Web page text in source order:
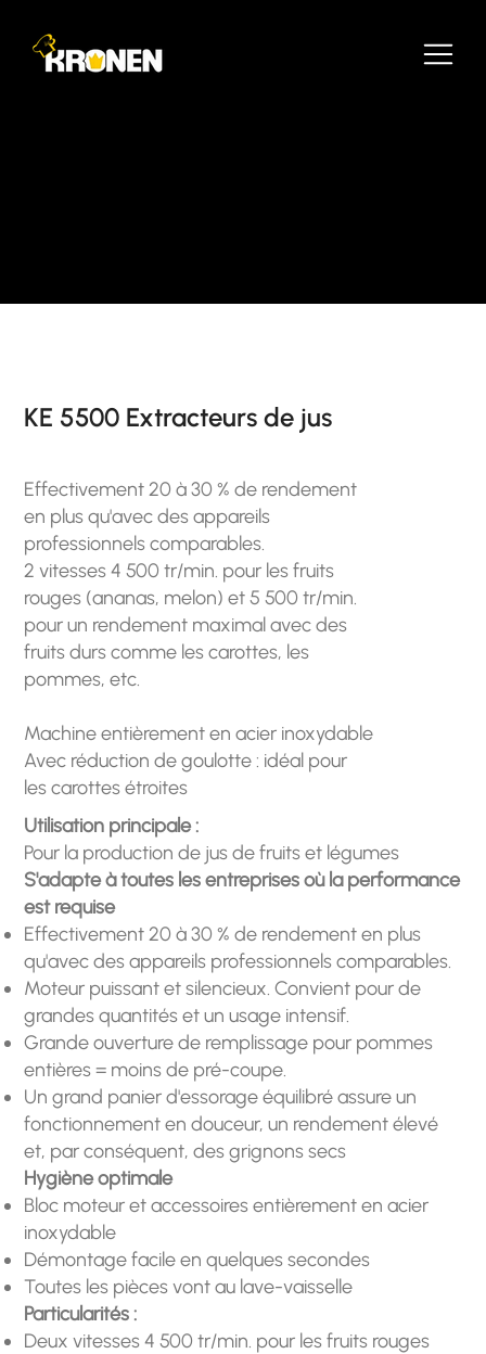
KE 5500 Extracteurs de jus
Effectivement 20 à 30 % de rendement
en plus qu'avec des appareils
professionnels comparables.
2 vitesses 4 500 tr/min. pour les fruits
rouges (ananas, melon) et 5 500 tr/min.
pour un rendement maximal avec des
fruits durs comme les carottes, les
pommes, etc.
Machine entièrement en acier inoxydable
Avec réduction de goulotte : idéal pour
les carottes étroites
Utilisation principale :
Pour la production de jus de fruits et légumes
S'adapte à toutes les entreprises où la performance
est requise
Effectivement 20 à 30 % de rendement en plus
qu'avec des appareils professionnels comparables.
Moteur puissant et silencieux. Convient pour de
grandes quantités et un usage intensif.
Grande ouverture de remplissage pour pommes
entières = moins de pré-coupe.
Un grand panier d'essorage équilibré assure un
fonctionnement en douceur, un rendement élevé
et, par conséquent, des grignons secs
Hygiène optimale
Bloc moteur et accessoires entièrement en acier
inoxydable
Démontage facile en quelques secondes
Toutes les pièces vont au lave-vaisselle
Particularités :
Deux vitesses 4 500 tr/min. pour les fruits rouges